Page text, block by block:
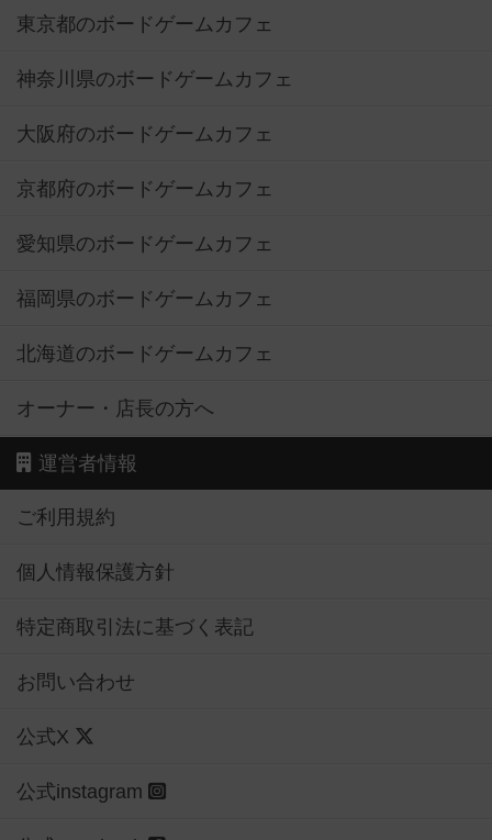
東京都のボードゲームカフェ
神奈川県のボードゲームカフェ
大阪府のボードゲームカフェ
京都府のボードゲームカフェ
愛知県のボードゲームカフェ
福岡県のボードゲームカフェ
北海道のボードゲームカフェ
オーナー・店長の方へ
運営者情報
ご利用規約
個人情報保護方針
特定商取引法に基づく表記
お問い合わせ
公式X
公式instagram